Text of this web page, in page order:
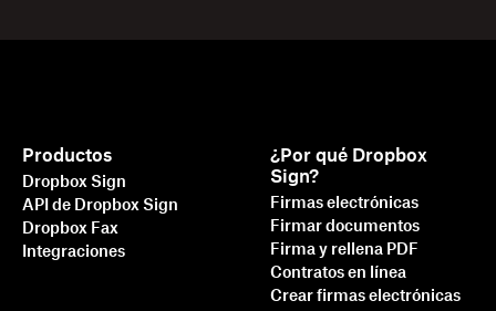
Productos
Dropbox Sign
API de Dropbox Sign
Dropbox Fax
Integraciones
¿Por qué Dropbox
Sign?
Firmas electrónicas
Firmar documentos
Firma y rellena PDF
Contratos en línea
Crear firmas electrónicas